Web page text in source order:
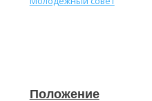
Положение